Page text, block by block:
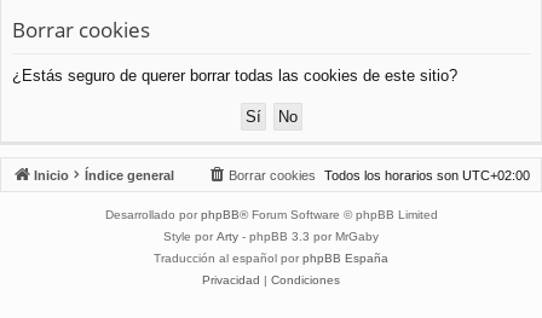
Borrar cookies
¿Estás seguro de querer borrar todas las cookies de este sitio?
Inicio Índice general Todos los horarios son UTC+02:00
Borrar cookies
Desarrollado por phpBB® Forum Software © phpBB Limited
Style por Arty - phpBB 3.3 por MrGaby
Traducción al español por phpBB España
Privacidad | Condiciones